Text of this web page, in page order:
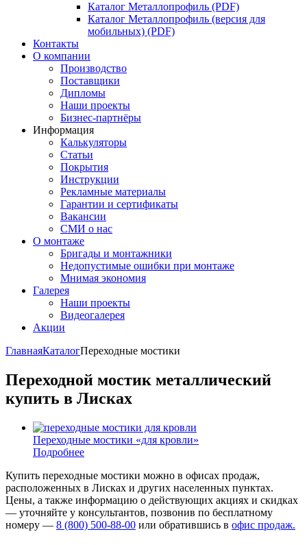
Каталог Металлопрофиль (PDF)
Каталог Металлопрофиль (версия для
мобильных) (PDF)
Контакты
О компании
Производство
Поставщики
Дипломы
Наши проекты
Бизнес-партнёры
Информация
Калькуляторы
Статьи
Покрытия
Инструкции
Рекламные материалы
Гарантии и сертификаты
Вакансии
СМИ о нас
О монтаже
Бригады и монтажники
Недопустимые ошибки при монтаже
Мнимая экономия
Галерея
Наши проекты
Видеогалерея
Акции
ГлавнаяКаталогПереходные мостики
Переходной мостик металлический
купить в Лисках
Переходные мостики «для кровли»
Подробнее
Купить переходные мостики можно в офисах продаж,
расположенных в Лисках и других населенных пунктах.
Цены, а также информацию о действующих акциях и скидках
— уточняйте у консультантов, позвонив по бесплатному
номеру — 8 (800) 500-88-00 или обратившись в офис продаж.